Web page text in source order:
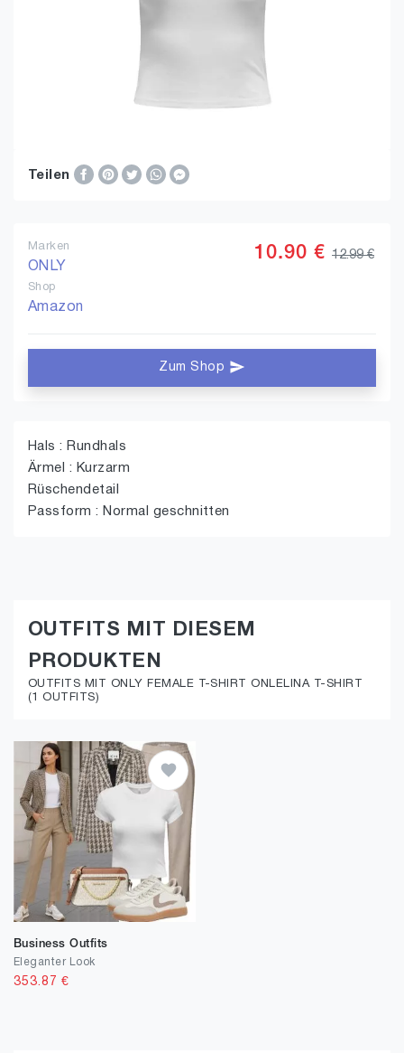
Teilen
Marken
ONLY
Shop
Amazon
10.90 € 12.99 €
Zum Shop
Hals : Rundhals
Ärmel : Kurzarm
Rüschendetail
Passform : Normal geschnitten
OUTFITS MIT DIESEM
PRODUKTEN
OUTFITS MIT ONLY FEMALE T-SHIRT ONLELINA T-SHIRT
(1 OUTFITS)
Business Outfits
Eleganter Look
353.87 €